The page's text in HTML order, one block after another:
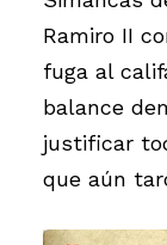
Ramiro II
fuga al
balance
justificar
que aún